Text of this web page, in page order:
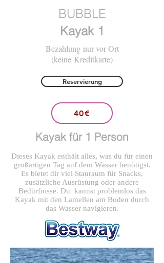
BUBBLE
Kayak 1
Bezahlung nur vor Ort
(keine Kreditkarte)
Reservierung
40€
Kayak für 1 Person
Dieses Kayak enthält alles, was du für einen
großartigen Tag auf dem Wasser benötigst.
Es bietet dir viel Stauraum für Snacks,
zusätzliche Ausrüstung oder andere
Bedürfnisse. Du kannst problemlos das
Kayak mit den Lamellen am Boden durch
das Wasser navigieren.